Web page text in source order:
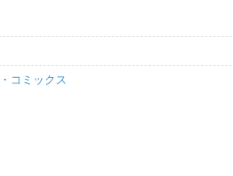
コミックス